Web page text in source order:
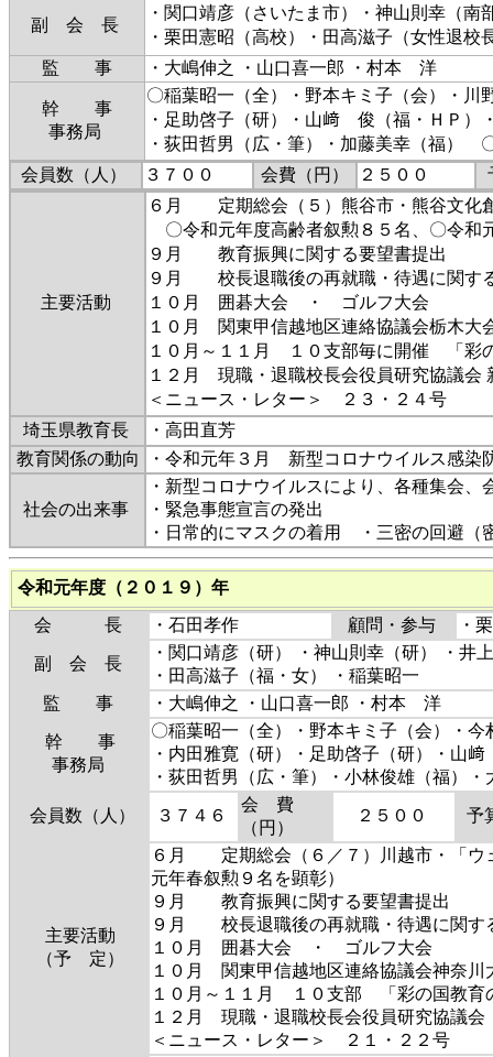
副 会 長
・関口靖彦（さいたま市）・神山則幸
・栗田憲昭（高校）・田高滋子（女性退
監 事
・大嶋伸之 ・山口喜一郎 ・村本 洋
幹 事
事務局
〇稲葉昭一（全）・野本キミ子（会）・
・足助啓子（研）・山﨑 俊（福・ＨＰ）
・荻田哲男（広・筆）・加藤美幸（福）
会員数（人）
３７００ 会費（円） ２５００
主要活動
６月 定期総会（５）熊谷市・熊谷文化
〇令和元年度高齢者叙勲８５名、〇令和
９月 教育振興に関する要望書提出
９月 校長退職後の再就職・待遇に関す
１０月 囲碁大会 ・ ゴルフ大会
１０月 関東甲信越地区連絡協議会栃木大
１０月～１１月 １０支部毎に開催 「彩
１２月 現職・退職校長会役員研究協議会
＜ニュース・レター＞ ２３・２４号
埼玉県教育長
・高田直芳
教育関係の動向
・令和元年３月 新型コロナウイルス感染
社会の出来事
・新型コロナウイルスにより、各種集会
・緊急事態宣言の発出
・日常的にマスクの着用 ・三密の回避
令和元年度（２０１９）年
会 長
・石田孝作 顧問・参与 ・
副 会 長
・関口靖彦（研） ・神山則幸（研） ・
・田高滋子（福・女） ・稲葉昭一
監 事
・大嶋伸之 ・山口喜一郎 ・村本 洋
幹 事
事務局
〇稲葉昭一（全）・野本キミ子（会）・
・内田雅寛（研）・足助啓子（研）・山
・荻田哲男（広・筆）・小林俊雄
会員数（人） ３７４６
会 費
（円）
２５００ 予
主要活動
（予 定）
６月 定期総会（６／７）川越市・「ウ
元年春叙勲９名を顕彰）
９月 教育振興に関する要望書提出
９月 校長退職後の再就職・待遇に関す
１０月 囲碁大会 ・ ゴルフ大会
１０月 関東甲信越地区連絡協議会神奈
１０月～１１月 １０支部 「彩の国教育
１２月 現職・退職校長会役員研究協議会
＜ニュース・レター＞ ２１・２２号